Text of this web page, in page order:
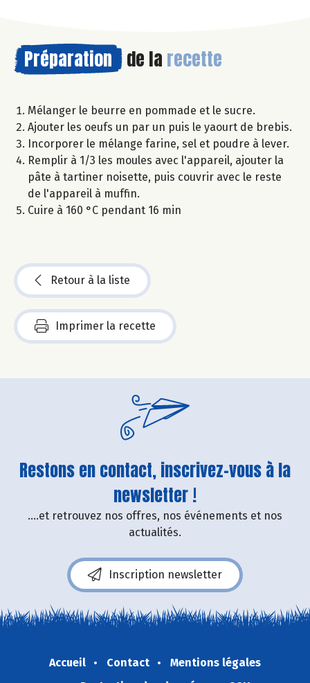
Préparation de la recette
Mélanger le beurre en pommade et le sucre.
Ajouter les oeufs un par un puis le yaourt de brebis.
Incorporer le mélange farine, sel et poudre à lever.
Remplir à 1/3 les moules avec l'appareil, ajouter la
pâte à tartiner noisette, puis couvrir avec le reste
de l'appareil à muffin.
Cuire à 160 °C pendant 16 min
Retour à la liste
Imprimer la recette
Restons en contact, inscrivez-vous à la
newsletter !
....et retrouvez nos offres, nos événements et nos
actualités.
Inscription newsletter
Accueil Contact
Mentions légales